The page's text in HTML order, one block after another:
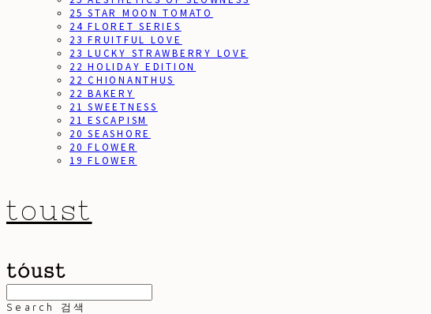
25 STAR MOON TOMATO
24 FLORET SERIES
23 FRUITFUL LOVE
23 LUCKY STRAWBERRY LOVE
22 HOLIDAY EDITION
22 CHIONANTHUS
22 BAKERY
21 SWEETNESS
21 ESCAPISM
20 SEASHORE
20 FLOWER
19 FLOWER
toust
Search
검색